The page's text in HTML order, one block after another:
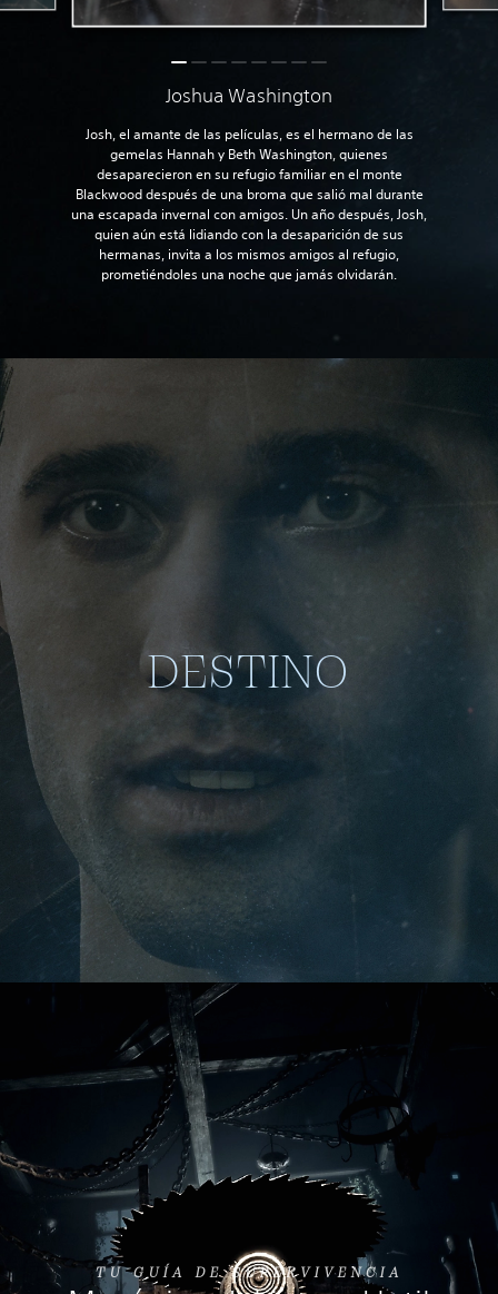
Joshua Washington
Josh, el amante de las películas, es el hermano de las
gemelas Hannah y Beth Washington, quienes
desaparecieron en su refugio familiar en el monte
Blackwood después de una broma que salió mal durante
una escapada invernal con amigos. Un año después, Josh,
quien aún está lidiando con la desaparición de sus
hermanas, invita a los mismos amigos al refugio,
prometiéndoles una noche que jamás olvidarán.
DESTINO
TU GUÍA DE SUPERVIVENCIA